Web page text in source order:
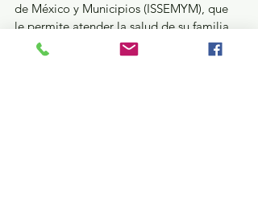
de México y Municipios (ISSEMYM), que
le permite atender la salud de su familia,
en especial a su pequeño hijo de ocho